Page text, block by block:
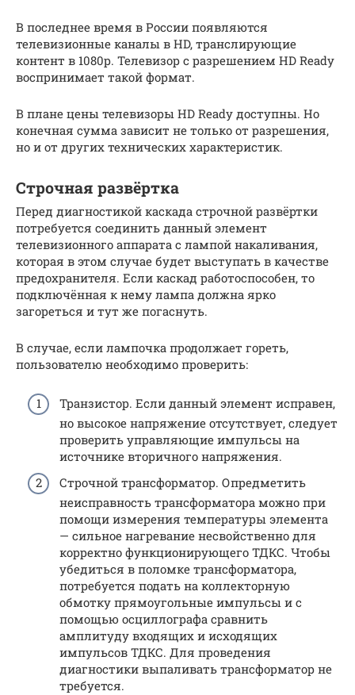
В последнее время в России появляются
телевизионные каналы в HD, транслирующие
контент в 1080p. Телевизор с разрешением HD Ready
воспринимает такой формат.
В плане цены телевизоры HD Ready доступны. Но
конечная сумма зависит не только от разрешения,
но и от других технических характеристик.
Строчная развёртка
Перед диагностикой каскада строчной развёртки
потребуется соединить данный элемент
телевизионного аппарата с лампой накаливания,
которая в этом случае будет выступать в качестве
предохранителя. Если каскад работоспособен, то
подключённая к нему лампа должна ярко
загореться и тут же погаснуть.
В случае, если лампочка продолжает гореть,
пользователю необходимо проверить:
Транзистор. Если данный элемент исправен,
но высокое напряжение отсутствует, следует
проверить управляющие импульсы на
источнике вторичного напряжения.
Строчной трансформатор. Опредметить
неисправность трансформатора можно при
помощи измерения температуры элемента
— сильное нагревание несвойственно для
корректно функционирующего ТДКС. Чтобы
убедиться в поломке трансформатора,
потребуется подать на коллекторную
обмотку прямоугольные импульсы и с
помощью осциллографа сравнить
амплитуду входящих и исходящих
импульсов ТДКС. Для проведения
диагностики выпаливать трансформатор не
требуется.